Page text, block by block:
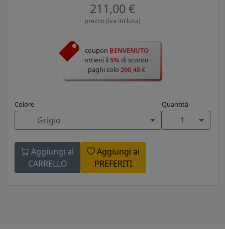
211,00 €
prezzo (iva inclusa)
coupon BENVENUTO
ottieni il5% di sconto
paghi solo 200,45 €
Colore
Grigio
Quantità
1
Aggiungi al
CARRELLO
Aggiungi ai
PREFERITI